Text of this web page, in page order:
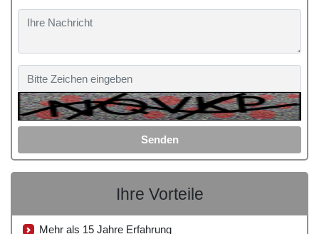
Senden
Ihre Vorteile
Mehr als 15 Jahre Erfahrung